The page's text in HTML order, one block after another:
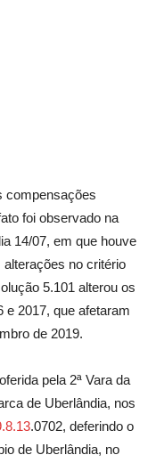
compensações
foi observado na
14/07, em que houve
no critério
5.101 alterou os
e 2017, que afetaram
de 2019.
pela 2ª Vara da
de Uberlândia, nos
.0702, deferindo o
de Uberlândia, no